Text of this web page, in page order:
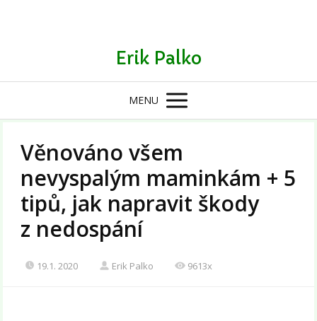
Erik Palko
MENU
Věnováno všem
nevyspalým maminkám + 5
tipů, jak napravit škody
z nedospání
19.1. 2020 Erik Palko 9613x